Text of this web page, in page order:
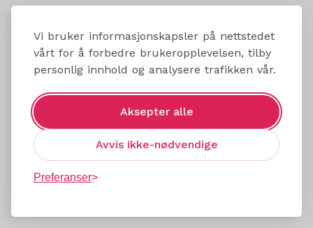
Vi bruker informasjonskapsler på nettstedet
vårt for å forbedre brukeropplevelsen, tilby
personlig innhold og analysere trafikken vår.
Aksepter alle
Avvis ikke-nødvendige
Preferanser